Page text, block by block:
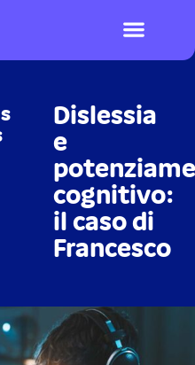
Dislessia
e
cognitivo:
il caso di
Francesco